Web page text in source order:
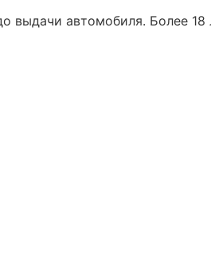
выдачи автомобиля. Более